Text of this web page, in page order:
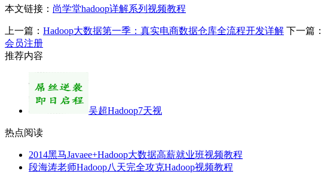
本文链接： 尚学堂hadoop详解系列视频教程
上一篇： Hadoop大数据第一季：真实电商数据仓库全流程开发详解 下一篇：
会员注册
推荐内容
吴超Hadoop7天视
热点阅读
2014黑马Javaee+Hadoop大数据高薪就业班视频教程
段海涛老师Hadoop八天完全攻克Hadoop视频教程